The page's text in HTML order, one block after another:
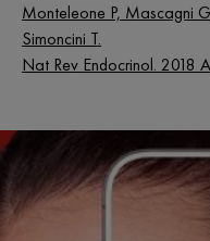
Monteleone P, Mascagni
Simoncini T.
Nat Rev Endocrinol. 2018